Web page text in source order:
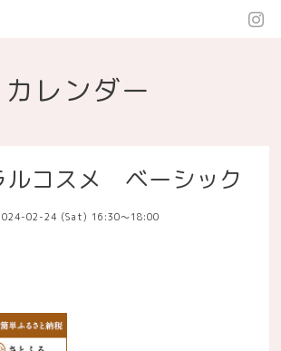
カレンダー
ルコスメ ベーシック
02-24 (Sat) 16:30～18:00